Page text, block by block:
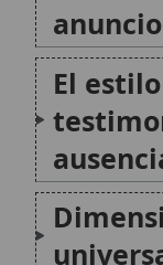
María,
Citas y
Modificado el 16 de
artículo
Imprimir artículo•